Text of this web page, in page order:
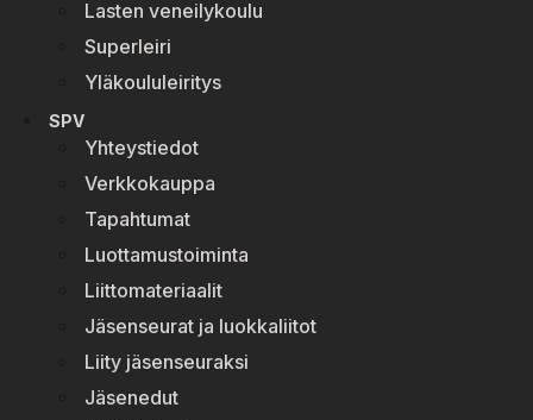
Lasten veneilykoulu
Superleiri
Yläkoululeiritys
SPV
Yhteystiedot
Verkkokauppa
Tapahtumat
Luottamustoiminta
Liittomateriaalit
Jäsenseurat ja luokkaliitot
Liity jäsenseuraksi
Jäsenedut